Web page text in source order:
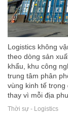
Logistics không
theo dòng sản
khẩu, khu công
trung tâm phân
vùng kinh tế trọng
thay vì mỗi địa
Thời sự - Logistics